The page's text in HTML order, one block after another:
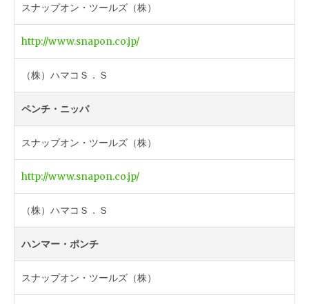
スナップオン・ツールズ（株）
http://www.snapon.co.jp/
（株）ハマコＳ．Ｓ
ペンチ・ニッパ
スナップオン・ツールズ（株）
http://www.snapon.co.jp/
（株）ハマコＳ．Ｓ
ハンマー・ポンチ
スナップオン・ツールズ（株）